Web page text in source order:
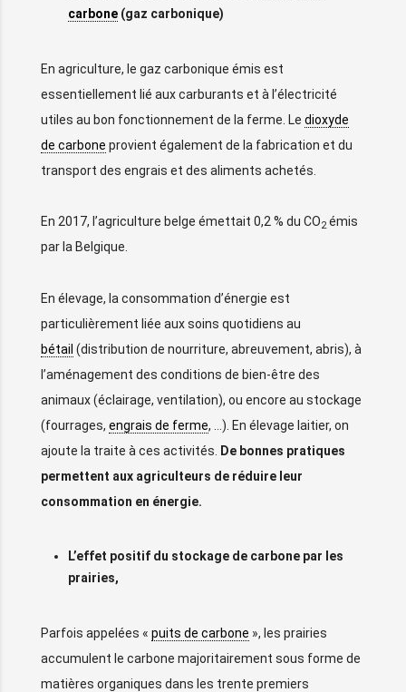
carbone (gaz carbonique)
En agriculture, le gaz carbonique émis est
essentiellement lié aux carburants et à l’électricité
utiles au bon fonctionnement de la ferme. Le dioxyde
de carbone provient également de la fabrication et du
transport des engrais et des aliments achetés.
En 2017, l’agriculture belge émettait 0,2 % du CO2 émis
par la Belgique.
En élevage, la consommation d’énergie est
particulièrement liée aux soins quotidiens au
bétail (distribution de nourriture, abreuvement, abris), à
l’aménagement des conditions de bien-être des
animaux (éclairage, ventilation), ou encore au stockage
(fourrages, engrais de ferme, …). En élevage laitier, on
ajoute la traite à ces activités.
De bonnes pratiques
permettent aux agriculteurs de réduire leur
consommation en énergie.
L’effet positif du stockage de carbone par les
prairies,
Parfois appelées « puits de carbone », les prairies
accumulent le carbone majoritairement sous forme de
matières organiques dans les trente premiers